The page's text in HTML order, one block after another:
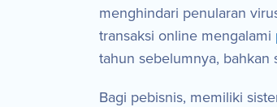
menghindari penularan
transaksi online mengalami
tahun sebelumnya, bahkan
Bagi pebisnis, memiliki